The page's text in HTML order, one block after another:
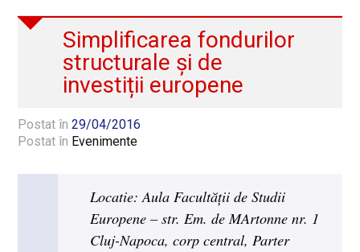
Simplificarea fondurilor
structurale și de
investiții europene
Postat în29/04/2016
Postat în Evenimente
Locatie: Aula Facultății de Studii
Europene – str. Em. de MArtonne nr. 1
Cluj-Napoca, corp central, Parter